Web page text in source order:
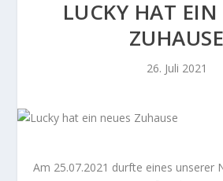
LUCKY HAT EIN
ZUHAUSE
26. Juli 2021
Am 25.07.2021 durfte eines unserer